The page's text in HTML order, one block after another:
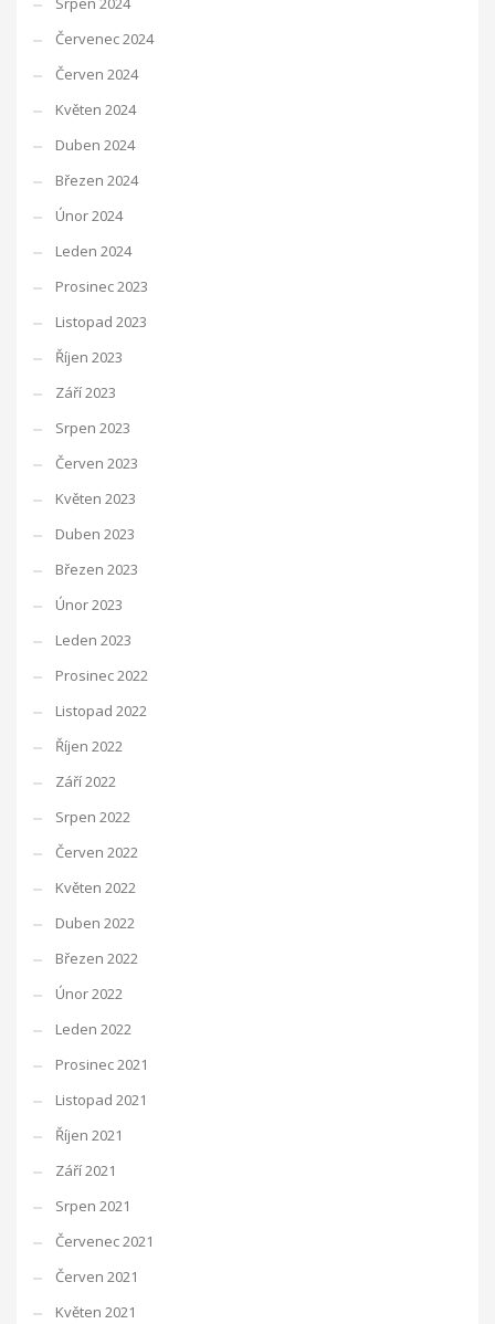
Červenec 2024
Červen 2024
Květen 2024
Duben 2024
Březen 2024
Únor 2024
Leden 2024
Prosinec 2023
Listopad 2023
Říjen 2023
Září 2023
Srpen 2023
Červen 2023
Květen 2023
Duben 2023
Březen 2023
Únor 2023
Leden 2023
Prosinec 2022
Listopad 2022
Říjen 2022
Září 2022
Srpen 2022
Červen 2022
Květen 2022
Duben 2022
Březen 2022
Únor 2022
Leden 2022
Prosinec 2021
Listopad 2021
Říjen 2021
Září 2021
Srpen 2021
Červenec 2021
Červen 2021
Květen 2021